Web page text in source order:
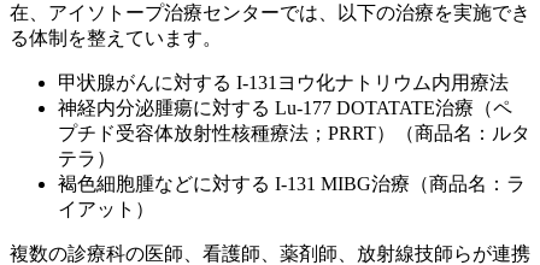
在、アイソトープ治療センターでは、以下の治療を実施でき
る体制を整えています。
甲状腺がんに対する I-131ヨウ化ナトリウム内用療法
神経内分泌腫瘍に対する Lu-177 DOTATATE治療（ペ
プチド受容体放射性核種療法；PRRT）（商品名：ルタ
テラ）
褐色細胞腫などに対する I-131 MIBG治療（商品名：ラ
イアット）
複数の診療科の医師、看護師、薬剤師、放射線技師らが連携